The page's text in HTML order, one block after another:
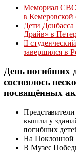
Мемориал СВО
в Кемеровской
Дети Донбасса
Драйв» в
II
завершился в
День погибших
состоялось
посвящённых
вышли у
погибших
На Поклонной
В Музее